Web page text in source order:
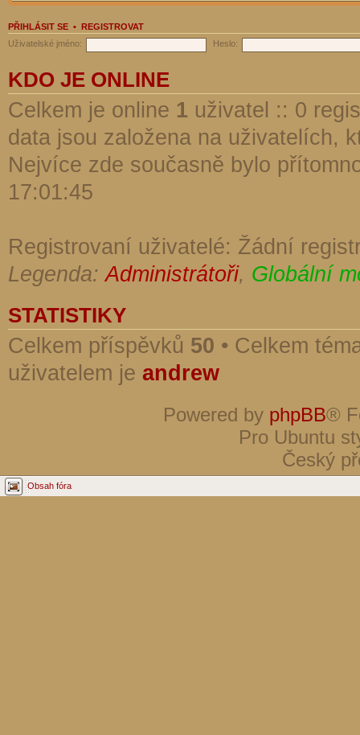
PŘIHLÁSIT SE • REGISTROVAT
Uživatelské jméno:
Heslo:
KDO JE ONLINE
Celkem je online 1 uživatel :: 0
data jsou založena na uživatelích,
Nejvíce zde současně bylo
17:01:45
Registrovaní uživatelé: Žádní
Legenda:Administrátoři, Globální
STATISTIKY
Celkem příspěvků 50 • Celkem
uživatelem je andrew
Powered by phpBB®
Pro Ubuntu
Český
Obsah fóra